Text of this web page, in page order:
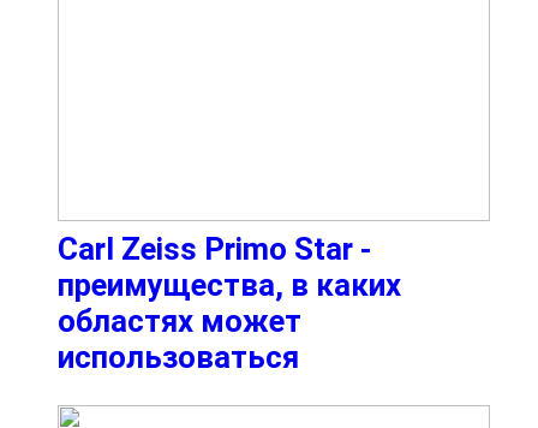
Carl Zeiss Primo Star -
преимущества, в каких
областях может
использоваться